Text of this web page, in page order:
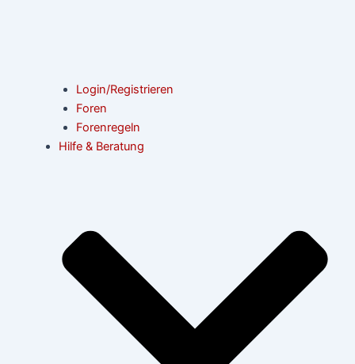
Login/Registrieren
Foren
Forenregeln
Hilfe & Beratung